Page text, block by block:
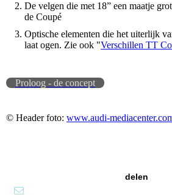
De velgen die met 18” een maatje
de Coupé
Optische elementen die het uiterlijk
laat ogen. Zie ook "Verschillen TT
Proloog - de concept
© Header foto: www.audi-
delen